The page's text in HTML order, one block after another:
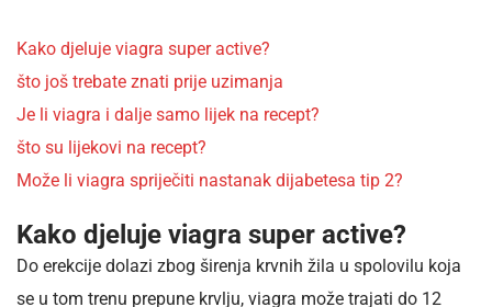
Kako djeluje viagra super active?
što još trebate znati prije uzimanja
Je li viagra i dalje samo lijek na recept?
što su lijekovi na recept?
Može li viagra spriječiti nastanak dijabetesa tip 2?
Kako djeluje viagra super active?
Do erekcije dolazi zbog širenja krvnih žila u spolovilu koja
se u tom trenu prepune krvlju, viagra može trajati do 12